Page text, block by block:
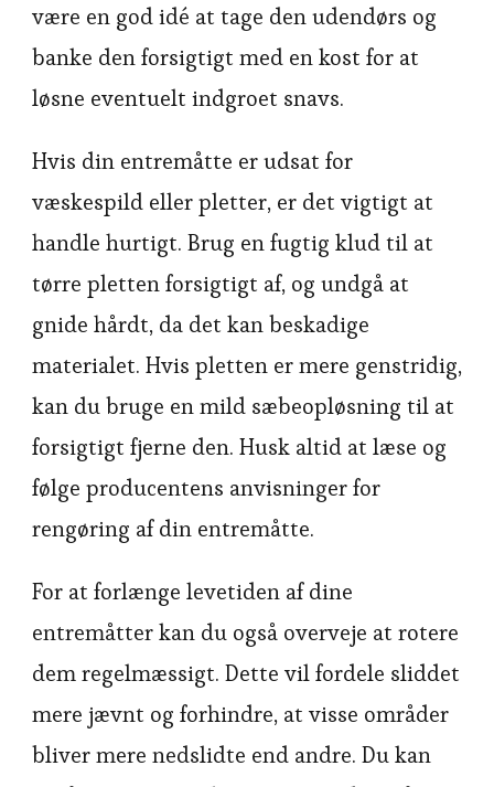
være en god idé at tage den udendørs og
banke den forsigtigt med en kost for at
løsne eventuelt indgroet snavs.
Hvis din entremåtte er udsat for
væskespild eller pletter, er det vigtigt at
handle hurtigt. Brug en fugtig klud til at
tørre pletten forsigtigt af, og undgå at
gnide hårdt, da det kan beskadige
materialet. Hvis pletten er mere genstridig,
kan du bruge en mild sæbeopløsning til at
forsigtigt fjerne den. Husk altid at læse og
følge producentens anvisninger for
rengøring af din entremåtte.
For at forlænge levetiden af dine
entremåtter kan du også overveje at rotere
dem regelmæssigt. Dette vil fordele sliddet
mere jævnt og forhindre, at visse områder
bliver mere nedslidte end andre. Du kan